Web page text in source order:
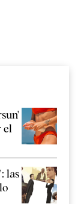
el
las